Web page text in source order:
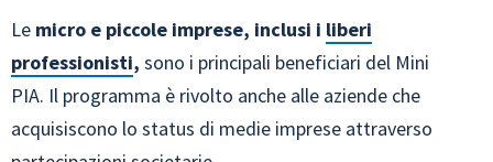
Le micro e piccole imprese, inclusi i liberi
professionisti, sono i principali beneficiari del Mini
PIA. Il programma è rivolto anche alle aziende che
acquisiscono lo status di medie imprese attraverso